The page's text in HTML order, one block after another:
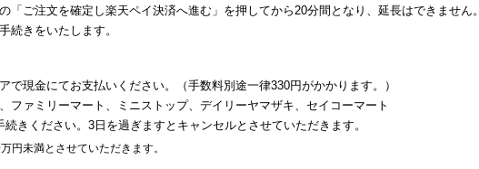
「ご注文を確定し楽天ペイ決済へ進む」を押してから20分間となり、延長はできません。
続きをいたします。
で現金にてお支払いください。（手数料別途一律330円がかかります。）
ファミリーマート、ミニストップ、デイリーヤマザキ、セイコーマート
きください。3日を過ぎますとキャンセルとさせていただきます。
円未満とさせていただきます。